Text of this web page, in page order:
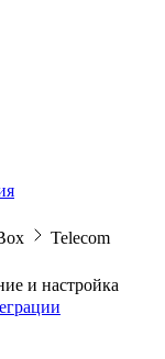
Telecom
и настройка